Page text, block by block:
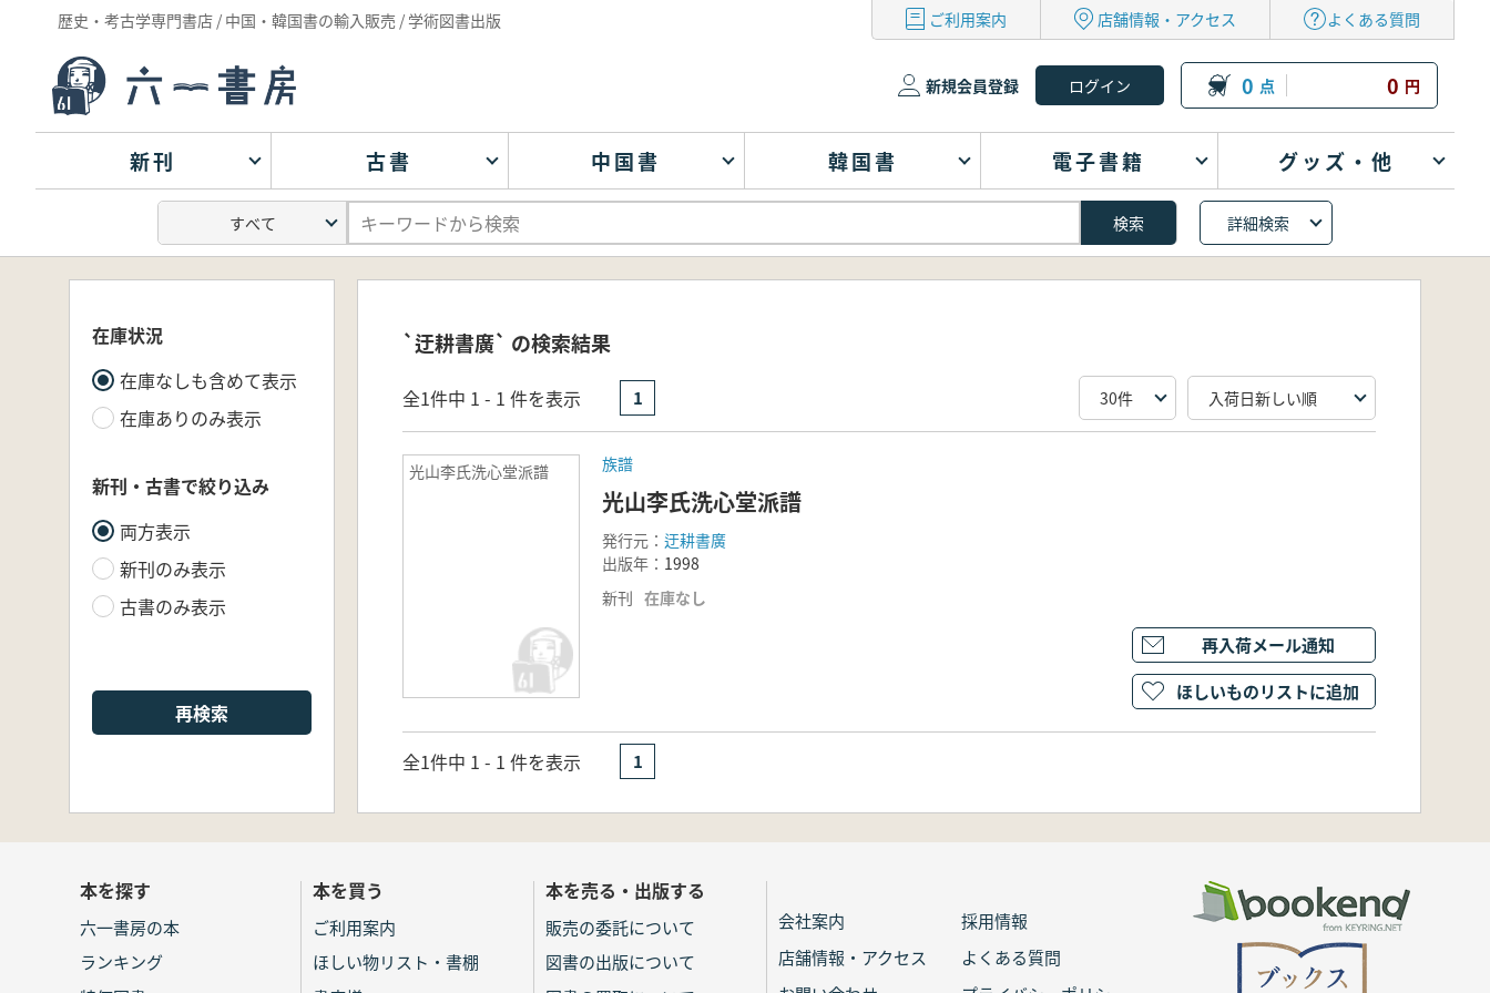
歴史・考古学専門書店 / 中国・韓国書の輸入販売 / 学術図書出版 ご利用案内 店舗情報・アクセス よくある質問
新規会員登録 0 点 0 円
新刊 古書 中国書 韓国書 電子書籍 グッズ・他
詳細検索
在庫状況
在庫なしも含めて表示
在庫ありのみ表示
新刊・古書で絞り込み
両方表示
新刊のみ表示
古書のみ表示
再検索
`迂耕書廣` の検索結果
全1件中 1 - 1 件を表示 1
光山李氏洗心堂派譜 族譜
光山李氏洗心堂派譜
発行元： 迂耕書廣
出版年： 1998
新刊 在庫なし
再入荷メール通知
ほしいものリストに追加
全1件中 1 - 1 件を表示 1
本を探す
六一書房の本
ランキング
本を買う
ご利用案内
ほしい物リスト・書棚
本を売る・出版する
販売の委託について
図書の出版について
会社案内
採用情報
店舗情報・アクセス
よくある質問